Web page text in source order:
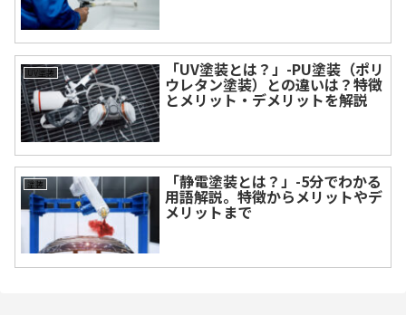
UV塗装 「UV塗装とは？」-PU塗装（ポリ
ウレタン塗装）との違いは？特徴
とメリット・デメリットを解説
塗装 「静電塗装とは？」-5分でわかる
用語解説。特徴からメリットやデ
メリットまで